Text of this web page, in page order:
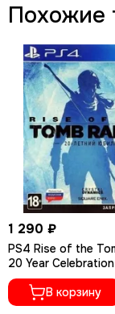
Похожие
1 290 ₽
PS4 Rise of the
20 Year
Полностью на
CUSA-05716)
В корзину